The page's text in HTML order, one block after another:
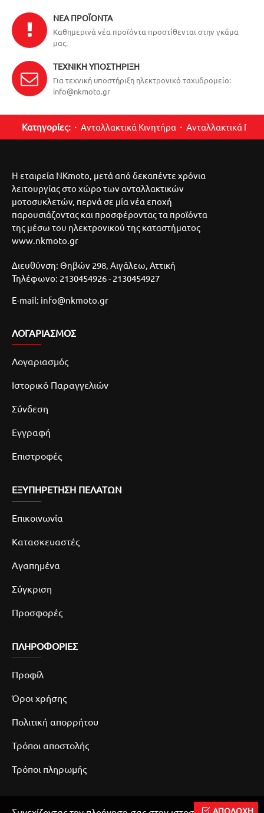
ΝΈΑ ΠΡΟΪΌΝΤΑ
Καθημερινά νέα προϊόντα προστίθενται στην γκάμα
μας.
ΤΕΧΝΙΚΉ ΥΠΟΣΤΉΡΙΞΗ
Για τεχνική υποστήριξη ηλεκτρονικό ταχυδρομείο:
info@nkmoto.gr
Κατηγορίες: Ανταλλακτικά Κινητήρα Ανταλλακτικά
Η εταιρεία NKmoto, μετά από δεκαπέντε χρόνια
λειτουργίας στο χώρο των ανταλλακτικών
μοτοσυκλετών, περνά σε μία νέα εποχή
παρουσιάζοντας και προσφέροντας τα προϊόντα
της μέσω του ηλεκτρονικού της καταστήματος
www.nkmoto.gr
Διευθύνση: Θηβών 298, Αιγάλεω, Αττική
Τηλέφωνο: 2130454926 - 2130454927
E-mail: info@nkmoto.gr
ΛΟΓΑΡΙΑΣΜΌΣ
Λογαριασμός
Ιστορικό Παραγγελιών
Σύνδεση
Εγγραφή
Επιστροφές
ΕΞΥΠΗΡΕΤΗΣΗ ΠΕΛΑΤΩΝ
Επικοινωνία
Κατασκευαστές
Αγαπημένα
Σύγκριση
Προσφορές
ΠΛΗΡΟΦΟΡΙΕΣ
Προφίλ
Όροι χρήσης
Πολιτική απορρήτου
Τρόποι αποστολής
Τρόποι πληρωμής
ΑΠΟΔΟΧΗ